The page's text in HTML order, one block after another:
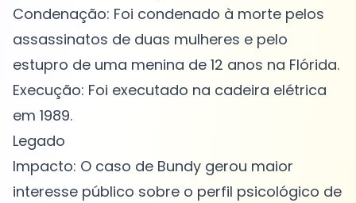
Condenação: Foi condenado à morte pelos
assassinatos de duas mulheres e pelo
estupro de uma menina de 12 anos na Flórida.
Execução: Foi executado na cadeira elétrica
em 1989.
Legado
Impacto: O caso de Bundy gerou maior
interesse público sobre o perfil psicológico de